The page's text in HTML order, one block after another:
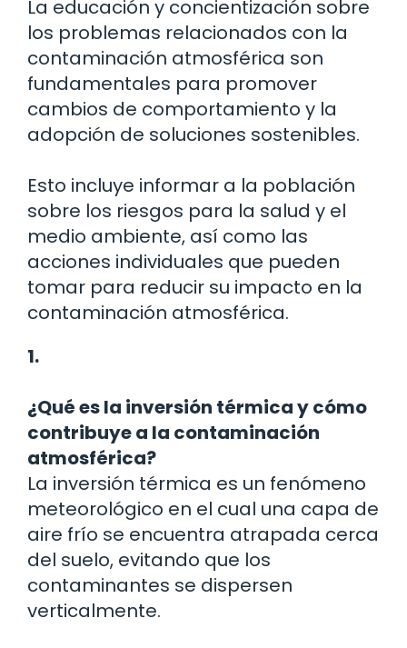
La educación y concientización sobre
los problemas relacionados con la
contaminación atmosférica son
fundamentales para promover
cambios de comportamiento y la
adopción de soluciones sostenibles.
Esto incluye informar a la población
sobre los riesgos para la salud y el
medio ambiente, así como las
acciones individuales que pueden
tomar para reducir su impacto en la
contaminación atmosférica.
1.
¿Qué es la inversión térmica y cómo
contribuye a la contaminación
atmosférica?
La inversión térmica es un fenómeno
meteorológico en el cual una capa de
aire frío se encuentra atrapada cerca
del suelo, evitando que los
contaminantes se dispersen
verticalmente.